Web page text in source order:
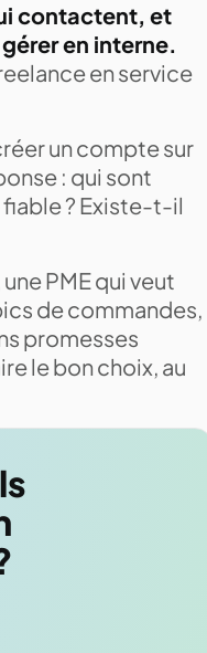
contactent, et
en interne.
en service
un compte sur
: qui sont
? Existe-t-il
PME qui veut
de commandes,
promesses
le bon choix, au